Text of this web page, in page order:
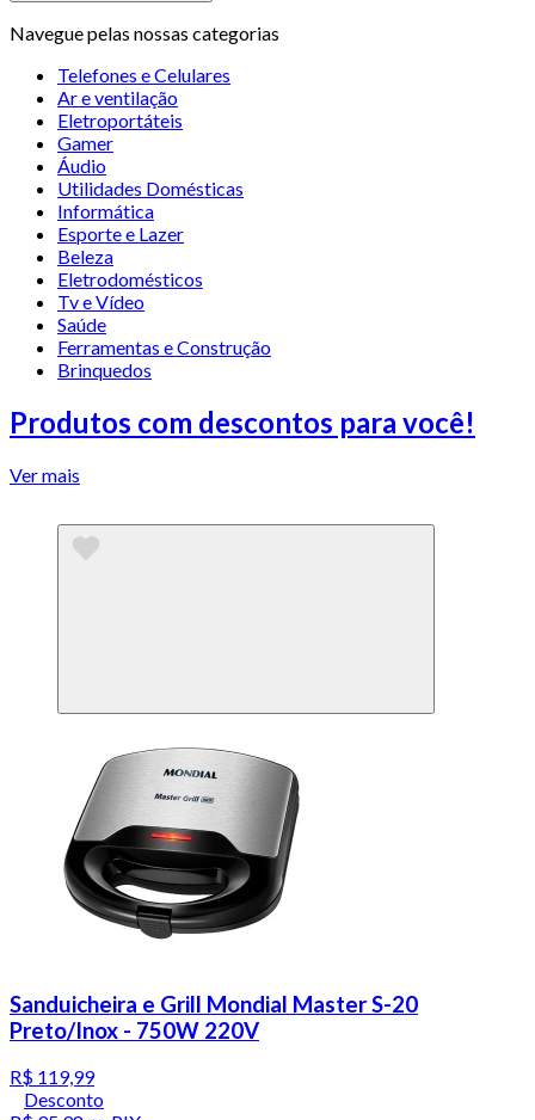
Navegue pelas nossas categorias
Telefones e Celulares
Ar e ventilação
Eletroportáteis
Gamer
Áudio
Utilidades Domésticas
Informática
Esporte e Lazer
Beleza
Eletrodomésticos
Tv e Vídeo
Saúde
Ferramentas e Construção
Brinquedos
Produtos com descontos para você!
Ver mais
Sanduicheira e Grill Mondial Master S-20
Preto/Inox - 750W 220V
R$ 119,99
Desconto